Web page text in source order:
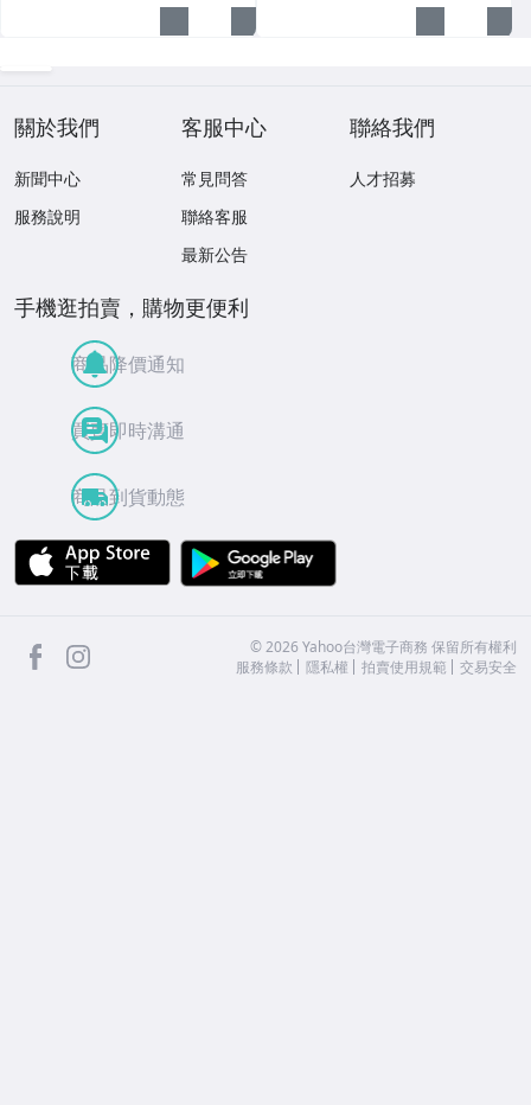
關於我們
新聞中心
服務說明
客服中心
常見問答
聯絡客服
最新公告
聯絡我們
人才招募
手機逛拍賣，購物更便利
商品降價通知
買賣即時溝通
商品到貨動態
APP Store
facebook ©2026 Yahoo台灣電子商務 保留所有權利
服務條款
隱私權 拍賣使用規範 交易安全